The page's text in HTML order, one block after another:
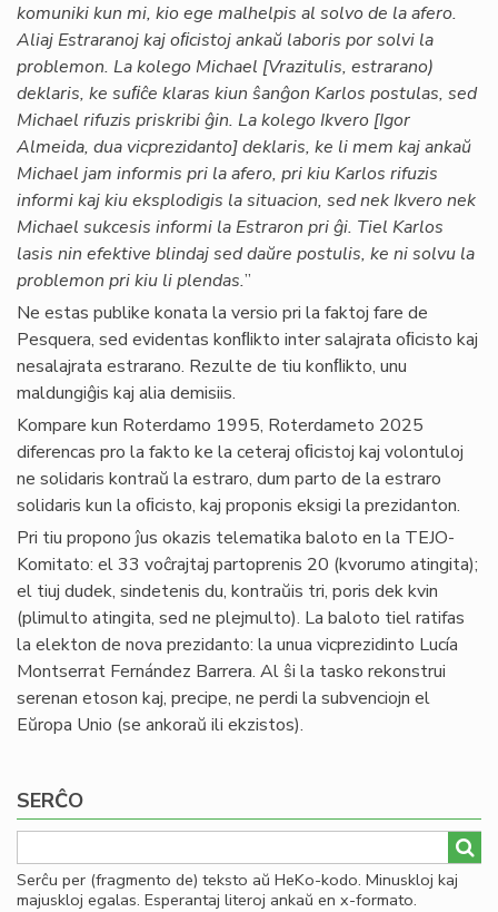
komuniki kun mi, kio ege malhelpis al solvo de la afero.
Aliaj Estraranoj kaj oﬁcistoj ankaŭ laboris por solvi la
problemon. La kolego Michael [Vrazitulis, estrarano)
deklaris, ke suﬁĉe klaras kiun ŝanĝon Karlos postulas, sed
Michael rifuzis priskribi ĝin. La kolego Ikvero [Igor
Almeida, dua vicprezidanto] deklaris, ke li mem kaj ankaŭ
Michael jam informis pri la afero, pri kiu Karlos rifuzis
informi kaj kiu eksplodigis la situacion, sed nek Ikvero nek
Michael sukcesis informi la Estraron pri ĝi. Tiel Karlos
lasis nin efektive blindaj sed daŭre postulis, ke ni solvu la
problemon pri kiu li plendas.”
Ne estas publike konata la versio pri la faktoj fare de
Pesquera, sed evidentas konﬂikto inter salajrata oﬁcisto kaj
nesalajrata estrarano. Rezulte de tiu konﬂikto, unu
maldungiĝis kaj alia demisiis.
Kompare kun Roterdamo 1995, Roterdameto 2025
diferencas pro la fakto ke la ceteraj oﬁcistoj kaj volontuloj
ne solidaris kontraŭ la estraro, dum parto de la estraro
solidaris kun la oﬁcisto, kaj proponis eksigi la prezidanton.
Pri tiu propono ĵus okazis telematika baloto en la TEJO-
Komitato: el 33 voĉrajtaj partoprenis 20 (kvorumo atingita);
el tiuj dudek, sindetenis du, kontraŭis tri, poris dek kvin
(plimulto atingita, sed ne plejmulto). La baloto tiel ratifas
la elekton de nova prezidanto: la unua vicprezidinto Lucía
Montserrat Fernández Barrera. Al ŝi la tasko rekonstrui
serenan etoson kaj, precipe, ne perdi la subvenciojn el
Eŭropa Unio (se ankoraŭ ili ekzistos).
SERĈO
Serĉu per (fragmento de) teksto aŭ HeKo-kodo. Minuskloj kaj
majuskloj egalas. Esperantaj literoj ankaŭ en x-formato.